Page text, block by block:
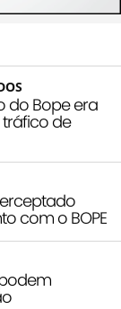
do Bope era
de
com o BOPE